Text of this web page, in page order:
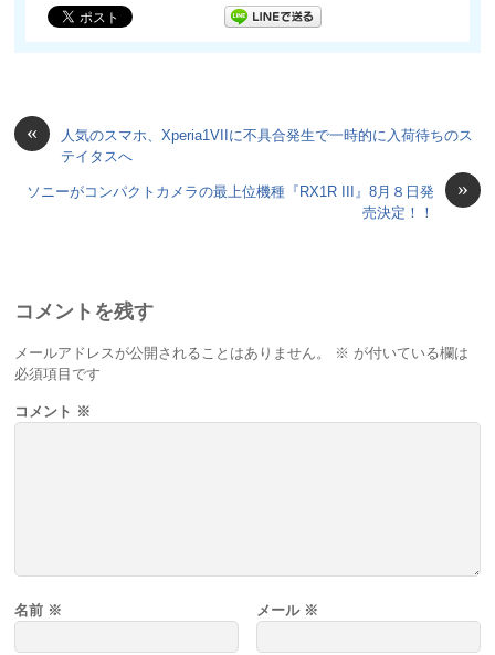
«
人気のスマホ、Xperia1VIIに不具合発生で一時的に入荷待ちのス
テイタスへ
»
ソニーがコンパクトカメラの最上位機種『RX1R III』8月８日発
売決定！！
コメントを残す
メールアドレスが公開されることはありません。 ※ が付いている欄は
必須項目です
コメント ※
名前 ※ メール ※